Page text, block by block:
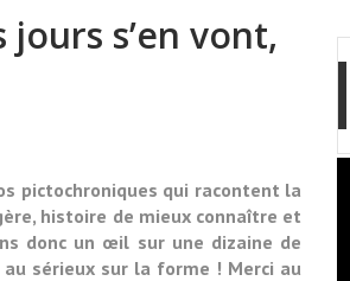
s’en vont,
pictochroniques qui racontent la
histoire de mieux connaître et
donc un œil sur une dizaine de
sérieux sur la forme ! Merci au